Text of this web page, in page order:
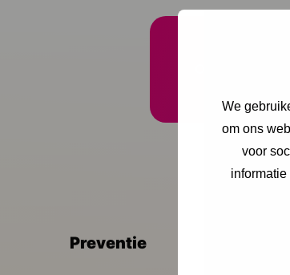
We
om ons
voor
Onze
Preventie